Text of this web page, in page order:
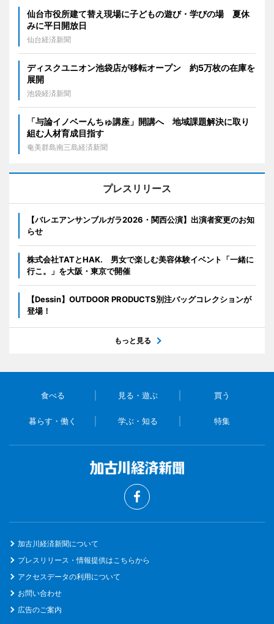
仙台市役所建て替え現場に子どもの遊び・学びの場 夏休
みに平日開放日
仙台経済新聞
ディスクユニオン池袋店が移転オープン 約5万枚の在庫を
展開
池袋経済新聞
「与論イノベーんちゅ講座」開講へ 地域課題解決に取り
組む人材育成目指す
奄美群島南三島経済新聞
プレスリリース
【バレエアンサンブルガラ2026・関西公演】出演者変更のお知
らせ
株式会社TATとHAK. 男女で楽しむ美容体験イベント「一緒に
行こ。」を大阪・東京で開催
【Dessin】OUTDOOR PRODUCTS別注バッグコレクションが
登場！
もっと見る
食べる 見る・遊ぶ 買う
暮らす・働く 学ぶ・知る 特集
加古川経済新聞について
プレスリリース・情報提供はこちらから
アクセスデータの利用について
お問い合わせ
広告のご案内